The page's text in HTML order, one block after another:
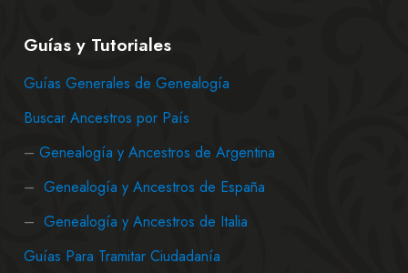
Guías y Tutoriales
Guías Generales de Genealogía
Buscar Ancestros por País
– Genealogía y Ancestros de Argentina
– Genealogía y Ancestros de España
– Genealogía y Ancestros de Italia
Guías Para Tramitar Ciudadanía